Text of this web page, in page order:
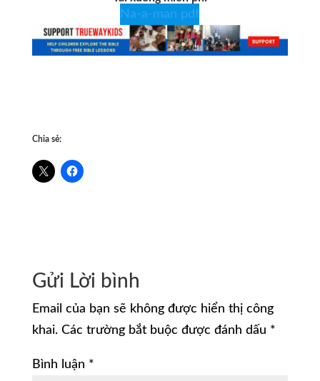
Na-a-man pdf
Chia sẻ:
Gửi Lời bình
Email của bạn sẽ không được hiển thị công
khai. Các trường bắt buộc được đánh dấu *
Bình luận *